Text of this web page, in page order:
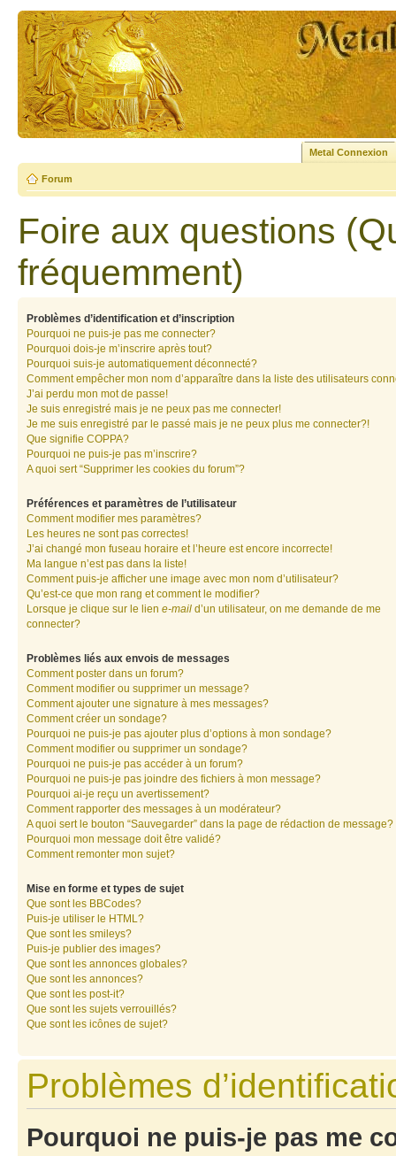
Metal Connexion
Forum
Foire aux questions
fréquemment)
Problèmes d’identification et d’inscription
Pourquoi ne puis-je pas me connecter?
Pourquoi dois-je m’inscrire après tout?
Pourquoi suis-je automatiquement déconnecté?
Comment empêcher mon nom d’apparaître dans la liste des utilisateurs
J’ai perdu mon mot de passe!
Je suis enregistré mais je ne peux pas me connecter!
Je me suis enregistré par le passé mais je ne peux plus me connecter?!
Que signifie COPPA?
Pourquoi ne puis-je pas m’inscrire?
A quoi sert “Supprimer les cookies du forum”?
Préférences et paramètres de l’utilisateur
Comment modifier mes paramètres?
Les heures ne sont pas correctes!
J’ai changé mon fuseau horaire et l’heure est encore incorrecte!
Ma langue n’est pas dans la liste!
Comment puis-je afficher une image avec mon nom d’utilisateur?
Qu’est-ce que mon rang et comment le modifier?
Lorsque je clique sur le lien e-mail d’un utilisateur, on me demande de me
connecter?
Problèmes liés aux envois de messages
Comment poster dans un forum?
Comment modifier ou supprimer un message?
Comment ajouter une signature à mes messages?
Comment créer un sondage?
Pourquoi ne puis-je pas ajouter plus d’options à mon sondage?
Comment modifier ou supprimer un sondage?
Pourquoi ne puis-je pas accéder à un forum?
Pourquoi ne puis-je pas joindre des fichiers à mon message?
Pourquoi ai-je reçu un avertissement?
Comment rapporter des messages à un modérateur?
A quoi sert le bouton “Sauvegarder” dans la page de rédaction de message?
Pourquoi mon message doit être validé?
Comment remonter mon sujet?
Mise en forme et types de sujet
Que sont les BBCodes?
Puis-je utiliser le HTML?
Que sont les smileys?
Puis-je publier des images?
Que sont les annonces globales?
Que sont les annonces?
Que sont les post-it?
Que sont les sujets verrouillés?
Que sont les icônes de sujet?
Problèmes
Pourquoi ne puis-je pas me